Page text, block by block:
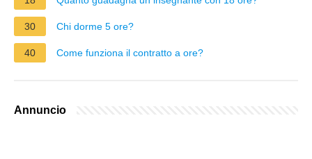
30 Chi dorme 5 ore?
40 Come funziona il contratto a ore?
Annuncio